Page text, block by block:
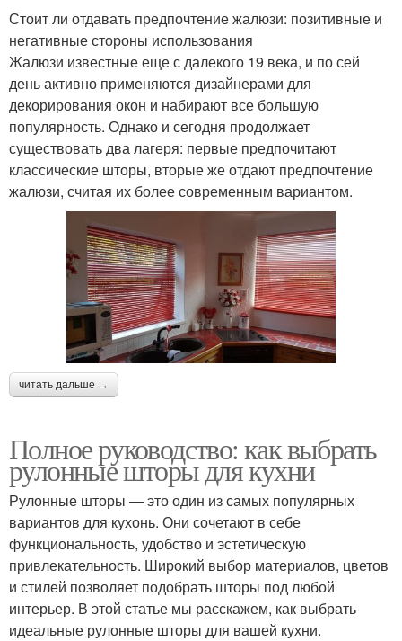
Стоит ли отдавать предпочтение жалюзи: позитивные и
негативные стороны использования
Жалюзи известные еще с далекого 19 века, и по сей
день активно применяются дизайнерами для
декорирования окон и набирают все большую
популярность. Однако и сегодня продолжает
существовать два лагеря: первые предпочитают
классические шторы, вторые же отдают предпочтение
жалюзи, считая их более современным вариантом.
читать дальше →
Полное руководство: как выбрать
рулонные шторы для кухни
Рулонные шторы — это один из самых популярных
вариантов для кухонь. Они сочетают в себе
функциональность, удобство и эстетическую
привлекательность. Широкий выбор материалов, цветов
и стилей позволяет подобрать шторы под любой
интерьер. В этой статье мы расскажем, как выбрать
идеальные рулонные шторы для вашей кухни.